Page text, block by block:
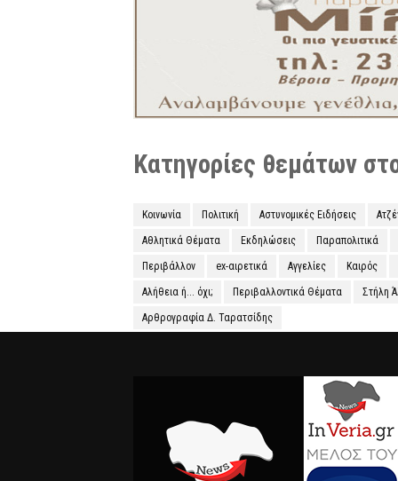
Κατηγορίες θεμάτων
Κοινωνία Πολιτική Αστυνομικές Ειδήσεις
Αθλητικά Θέματα Εκδηλώσεις Παραπολιτικά
Περιβάλλον ex-αιρετικά Αγγελίες Καιρός
Αλήθεια ή... όχι; Περιβαλλοντικά Θέματα Στήλη
Αρθρογραφία Δ. Ταρατσίδης